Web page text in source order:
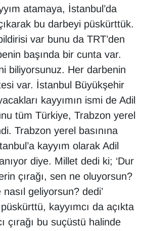
atamaya, İstanbul’da
bu darbeyi püskürttük.
var bunu da TRT’den
başında bir cunta var.
biliyorsunuz. Her darbenin
var. İstanbul Büyükşehir
kayyımın ismi de Adil
tüm Türkiye, Trabzon yerel
Trabzon yerel basınına
kayyım olarak Adil
diye. Millet dedi ki; ‘Dur
çırağı, sen ne oluyorsun?
geliyorsun? dedi’
kayyımcı da açıkta
çırağı bu suçüstü halinde